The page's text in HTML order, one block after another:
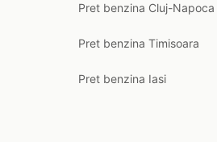
Pret benzina Cluj-Napoca
Pret benzina Timisoara
Pret benzina Iasi